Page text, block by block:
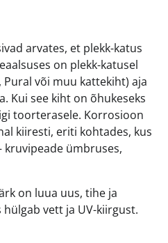
arvates, et plekk-katus
on plekk-katusel
või muu kattekiht) aja
Kui see kiht on õhukeseks
toorterasele. Korrosioon
kiiresti, eriti kohtades, kus
kruvipeade ümbruses,
on luua uus, tihe ja
vett ja UV-kiirgust.